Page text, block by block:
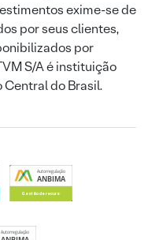
exime-se de
por seus clientes,
por
S/A é instituição
do Brasil.